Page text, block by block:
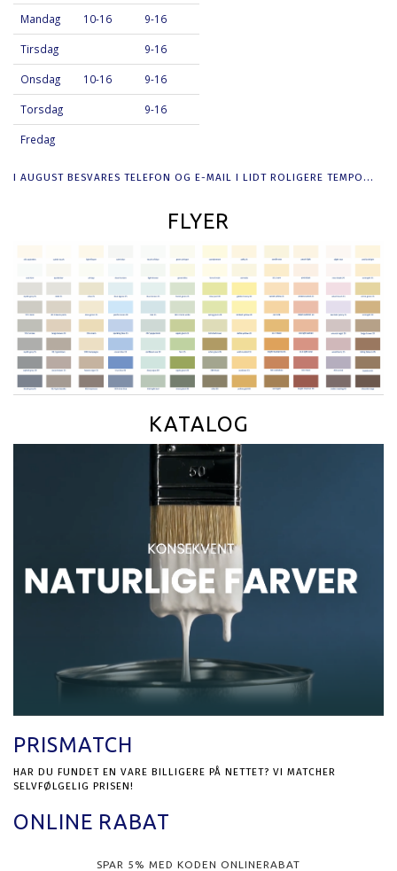
Mandag 10-16 9-16
Tirsdag 9-16
Onsdag 10-16 9-16
Torsdag 9-16
Fredag
I AUGUST BESVARES TELEFON OG E-MAIL I LIDT ROLIGERE TEMPO...
FLYER
KATALOG
PRISMATCH
HAR DU FUNDET EN VARE BILLIGERE PÅ NETTET? VI MATCHER
SELVFØLGELIG PRISEN!
ONLINE RABAT
SPAR 5% MED KODEN ONLINERABAT